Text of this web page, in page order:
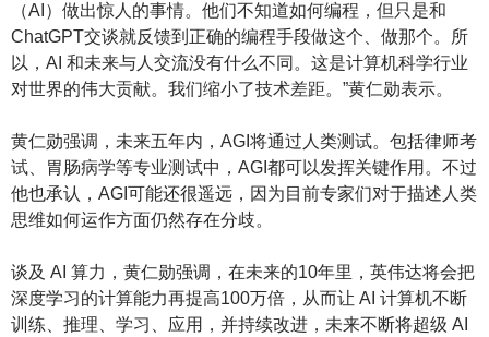
（AI）做出惊人的事情。他们不知道如何编程，但只是和
ChatGPT交谈就反馈到正确的编程手段做这个、做那个。所
以，AI 和未来与人交流没有什么不同。这是计算机科学行业
对世界的伟大贡献。我们缩小了技术差距。”黄仁勋表示。
黄仁勋强调，未来五年内，AGI将通过人类测试。包括律师考
试、胃肠病学等专业测试中，AGI都可以发挥关键作用。不过
他也承认，AGI可能还很遥远，因为目前专家们对于描述人类
思维如何运作方面仍然存在分歧。
谈及 AI 算力，黄仁勋强调，在未来的10年里，英伟达将会把
深度学习的计算能力再提高100万倍，从而让 AI 计算机不断
训练、推理、学习、应用，并持续改进，未来不断将超级 AI